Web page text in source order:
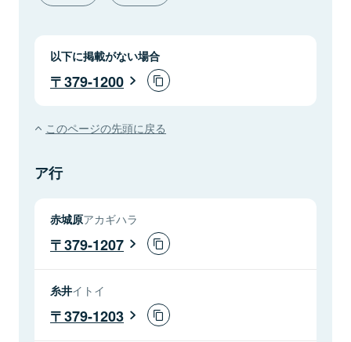
以下に掲載がない場合
379-1200
このページの先頭に戻る
ア行
赤城原アカギハラ
379-1207
糸井イトイ
379-1203